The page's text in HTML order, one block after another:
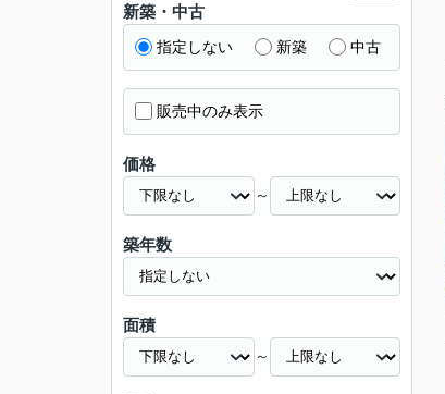
新築・中古
指定しない 新築 中古
販売中のみ表示
価格
～
築年数
面積
～